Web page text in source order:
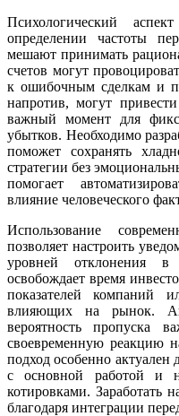
Психологический
определении частоты
мешают принимать
счетов могут
к ошибочным сделкам и
напротив, могут
важный момент для
убытков. Необходимо
поможет сохранять
стратегии без
помогает
влияние человеческого
Использование
позволяет настроить
уровней отклонения в
освобождает время
показателей компаний
влияющих на рынок.
вероятность пропуска
своевременную реакцию
подход особенно актуален
с основной работой и
котировками. Заработать
благодаря интеграции